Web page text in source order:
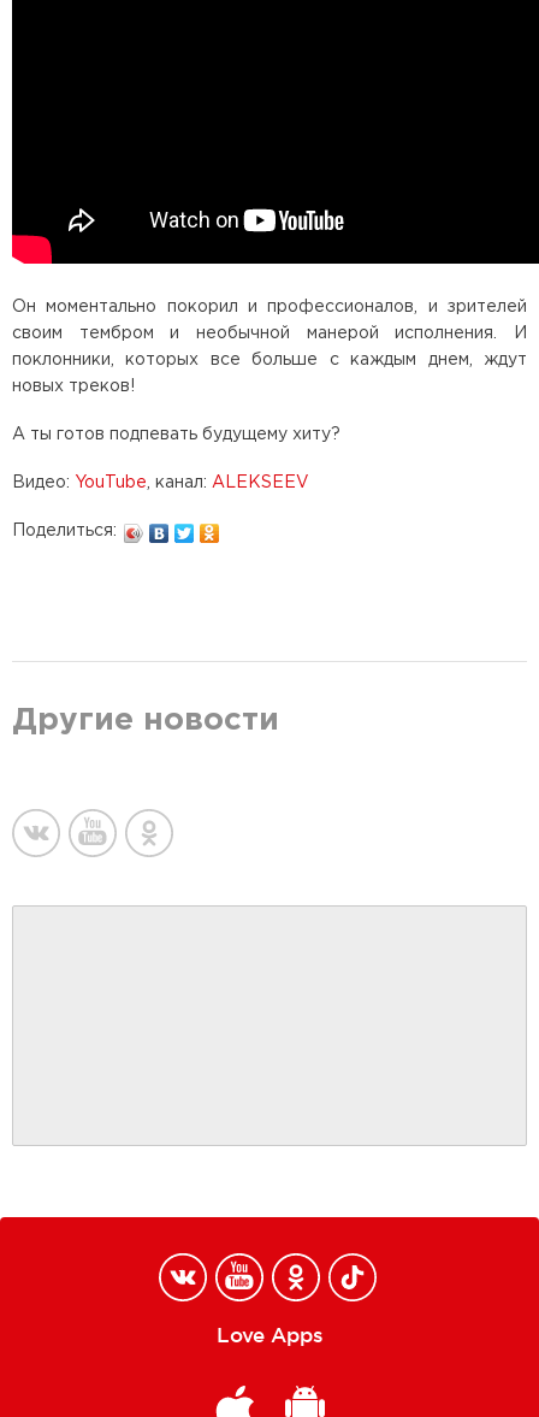
Он моментально покорил и профессионалов, и зрителей
своим тембром и необычной манерой исполнения. И
поклонники, которых все больше с каждым днем, ждут
новых треков!
А ты готов подпевать будущему хиту?
Видео: YouTube , канал: ALEKSEEV
Поделиться:
Другие новости
Love Apps